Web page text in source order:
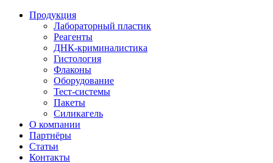
Продукция
Лабораторный пластик
Реагенты
ДНК-криминалистика
Гистология
Флаконы
Оборудование
Тест-системы
Пакеты
Силикагель
О компании
Партнёры
Статьи
Контакты